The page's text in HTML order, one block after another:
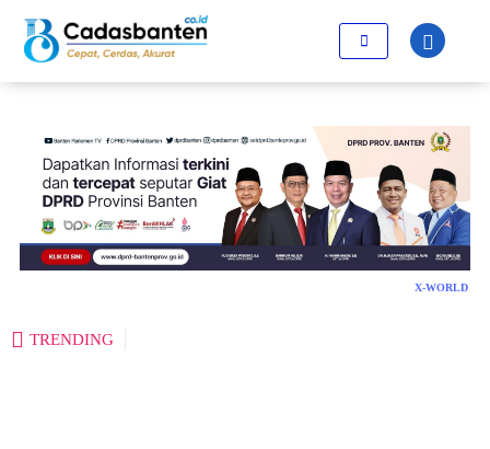
X-WORLD
TRENDING